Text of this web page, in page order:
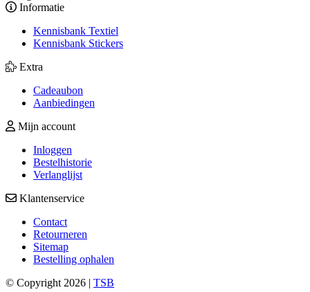
Informatie
Kennisbank Textiel
Kennisbank Stickers
Extra
Cadeaubon
Aanbiedingen
Mijn account
Inloggen
Bestelhistorie
Verlanglijst
Klantenservice
Contact
Retourneren
Sitemap
Bestelling ophalen
© Copyright 2026 | TSB